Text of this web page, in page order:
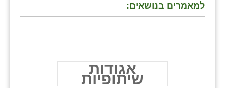
למאמרים בנושאים:
אגודות
שיתופיות